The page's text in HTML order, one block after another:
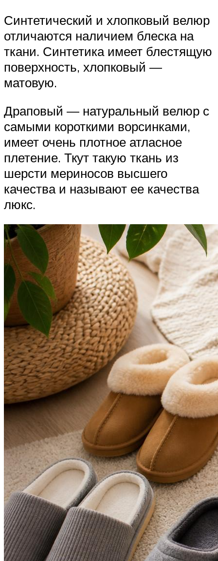
Синтетический и хлопковый велюр
отличаются наличием блеска на
ткани. Синтетика имеет блестящую
поверхность, хлопковый —
матовую.
Драповый — натуральный велюр с
самыми короткими ворсинками,
имеет очень плотное атласное
плетение. Ткут такую ткань из
шерсти мериносов высшего
качества и называют ее качества
люкс.